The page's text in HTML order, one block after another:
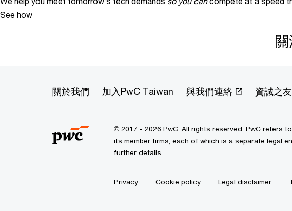
See how
關於我們 加入PwC Taiwan 與我們連絡 資誠之
© 2017 - 2026 PwC. All rights reserved. PwC refers
its member firms, each of which is a separate legal
further details.
Privacy Cookie policy Legal disclaimer